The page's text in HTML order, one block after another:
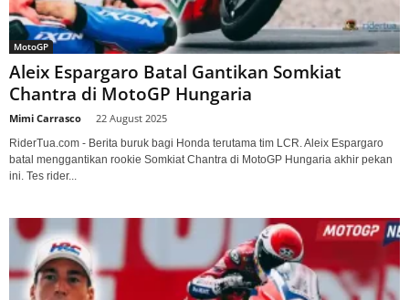
MotoGP
Aleix Espargaro Batal Gantikan Somkiat
Chantra di MotoGP Hungaria
Mimi Carrasco 22 August 2025
RiderTua.com - Berita buruk bagi Honda terutama tim LCR. Aleix Espargaro
batal menggantikan rookie Somkiat Chantra di MotoGP Hungaria akhir pekan
ini. Tes rider...